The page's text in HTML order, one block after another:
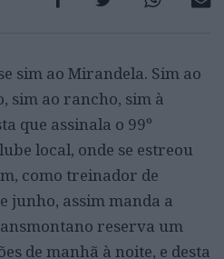
sim ao Mirandela. Sim ao
sim ao rancho, sim à
que assinala o 99º
local, onde se estreou
como treinador de
junho, assim manda a
reserva um
de manhã à noite, e desta